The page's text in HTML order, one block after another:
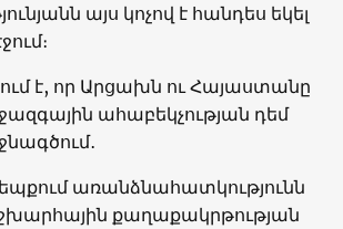
այս կոչով է հանդես եկել
է, որ Արցախն ու Հայաստանը
ահաբեկչության դեմ
առանձնահատկությունն
քաղաքակրթության